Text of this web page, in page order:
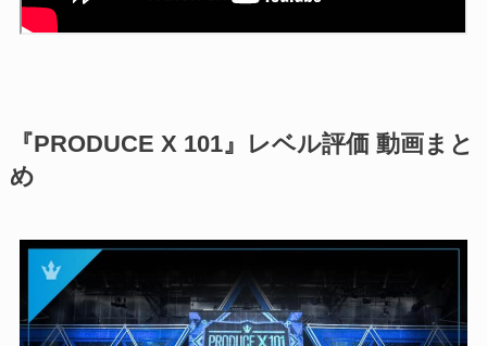
『PRODUCE X 101』レベル評価 動画まと
め